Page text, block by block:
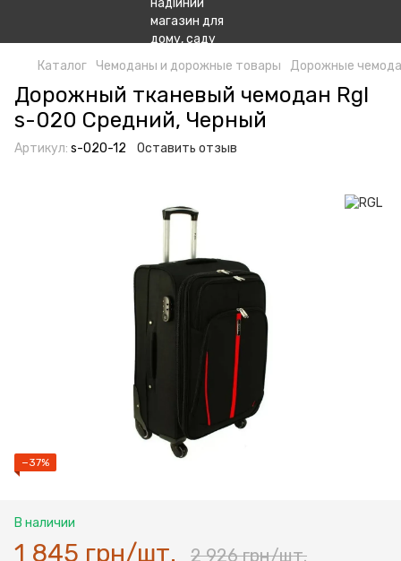
Каталог Чемоданы и дорожные товары Дорожные
Дорожный тканевый чемодан Rgl
s-020 Средний, Черный
Артикул: s-020-12 Оставить отзыв
−37%
В наличии
1 845 грн/шт. 2 926 грн/шт.